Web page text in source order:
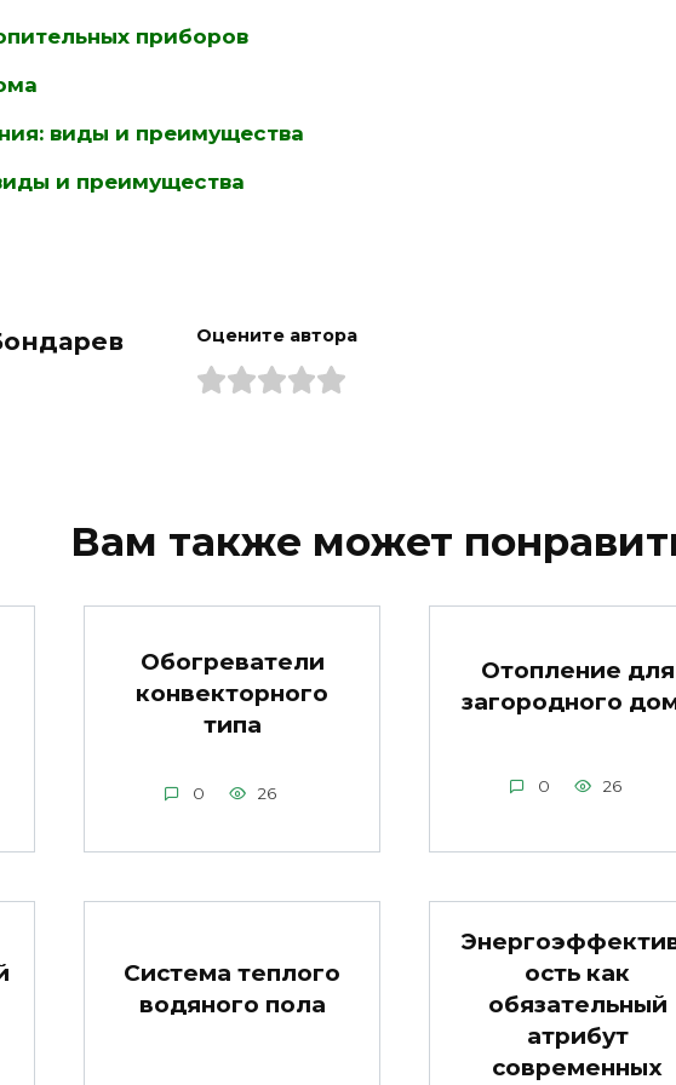
приборов
виды и преимущества
и преимущества
Оцените автора
Вам также может
Обогреватели
конвекторного
типа
0 26
Отопление для
загородного
0 26
Система теплого
водяного пола
ость как
обязательный
атрибут
современных